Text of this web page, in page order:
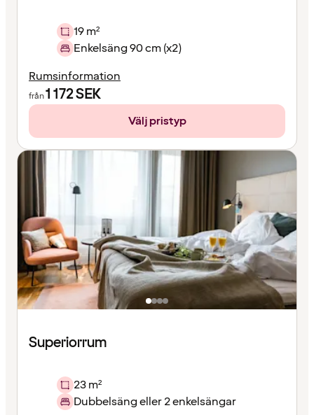
19 m²
Enkelsäng 90 cm (x2)
Rumsinformation
från1 172SEK
Välj pristyp
Superiorrum
23 m²
Dubbelsäng eller 2 enkelsängar